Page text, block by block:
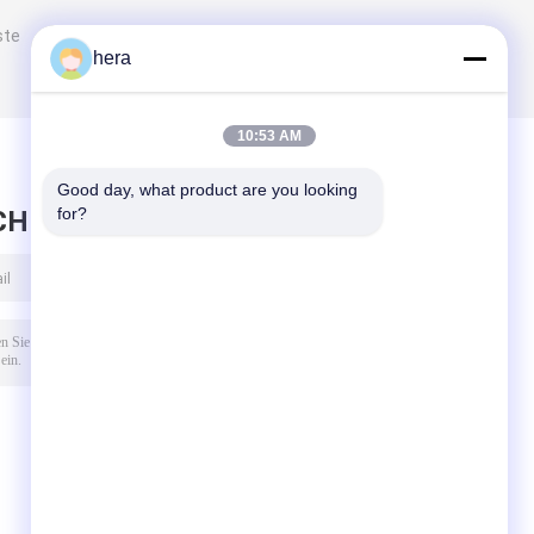
HINTERLASSEN
hera
10:53 AM
Good day, what product are you looking
for?